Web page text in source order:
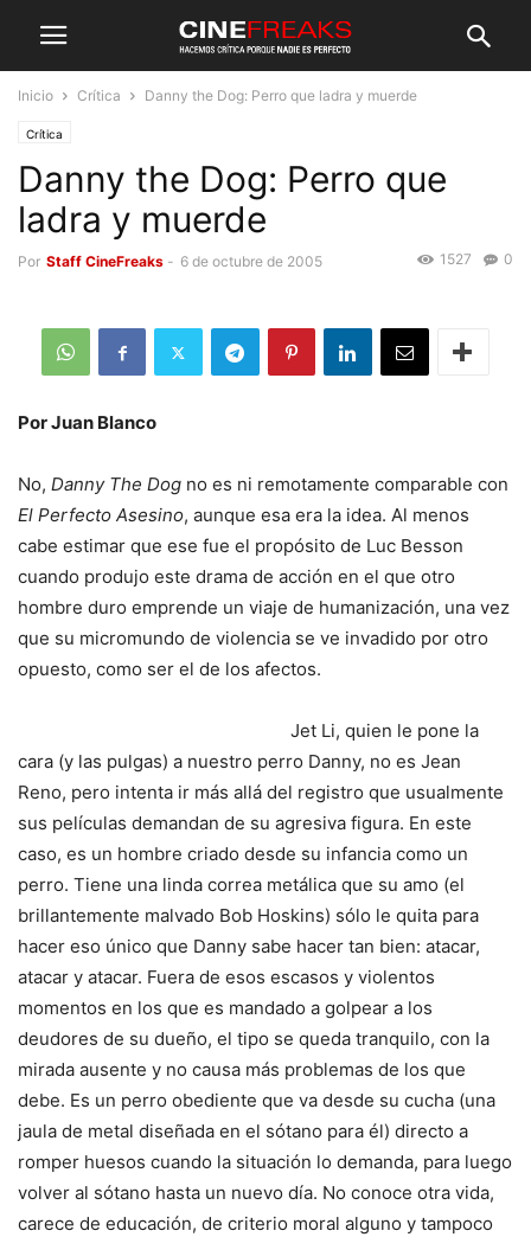
Inicio Crítica Danny the Dog: Perro que ladra y muerde
Crítica
Danny the Dog: Perro que
ladra y muerde
Por Staff CineFreaks - 6 de octubre de 2005 0
1527
Por Juan Blanco
No, Danny The Dog no es ni remotamente comparable con
El Perfecto Asesino, aunque esa era la idea. Al menos
cabe estimar que ese fue el propósito de Luc Besson
cuando produjo este drama de acción en el que otro
hombre duro emprende un viaje de humanización, una vez
que su micromundo de violencia se ve invadido por otro
opuesto, como ser el de los afectos.
Jet Li, quien le pone la
cara (y las pulgas) a nuestro perro Danny, no es Jean
Reno, pero intenta ir más allá del registro que usualmente
sus películas demandan de su agresiva figura. En este
caso, es un hombre criado desde su infancia como un
perro. Tiene una linda correa metálica que su amo (el
brillantemente malvado Bob Hoskins) sólo le quita para
hacer eso único que Danny sabe hacer tan bien: atacar,
atacar y atacar. Fuera de esos escasos y violentos
momentos en los que es mandado a golpear a los
deudores de su dueño, el tipo se queda tranquilo, con la
mirada ausente y no causa más problemas de los que
debe. Es un perro obediente que va desde su cucha (una
jaula de metal diseñada en el sótano para él) directo a
romper huesos cuando la situación lo demanda, para luego
volver al sótano hasta un nuevo día. No conoce otra vida,
carece de educación, de criterio moral alguno y tampoco